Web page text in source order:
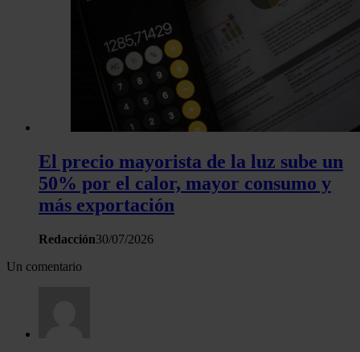
El precio mayorista de la luz sube un
50% por el calor, mayor consumo y
más exportación
Redacción30/07/2026
Un comentario